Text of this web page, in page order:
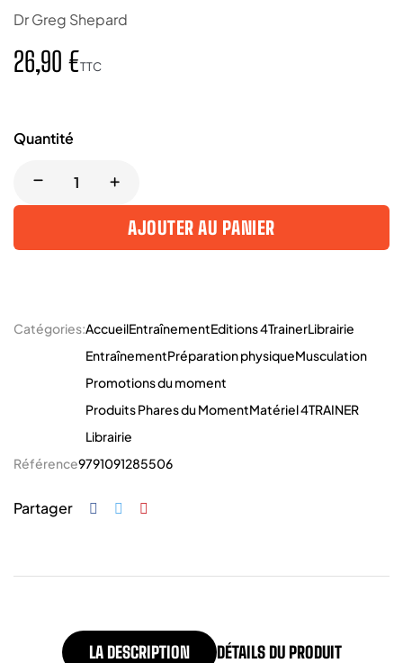
Dr Greg Shepard
26,90 €TTC
Quantité
AJOUTER AU PANIER
Catégories:AccueilEntraînementEditions 4TrainerLibrairie
EntraînementPréparation physiqueMusculation
Promotions du moment
Produits Phares du MomentMatériel 4TRAINER
Librairie
Référence9791091285506
Partager
LA DESCRIPTION DÉTAILS DU PRODUIT